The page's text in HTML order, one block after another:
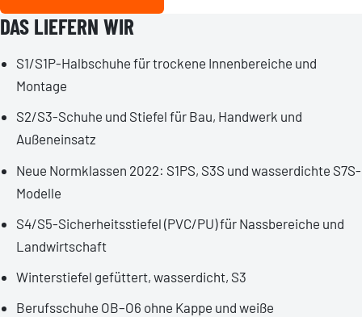
DAS LIEFERN WIR
S1/S1P-Halbschuhe für trockene Innenbereiche und
Montage
S2/S3-Schuhe und Stiefel für Bau, Handwerk und
Außeneinsatz
Neue Normklassen 2022: S1PS, S3S und wasserdichte S7S-
Modelle
S4/S5-Sicherheitsstiefel (PVC/PU) für Nassbereiche und
Landwirtschaft
Winterstiefel gefüttert, wasserdicht, S3
Berufsschuhe OB–O6 ohne Kappe und weiße